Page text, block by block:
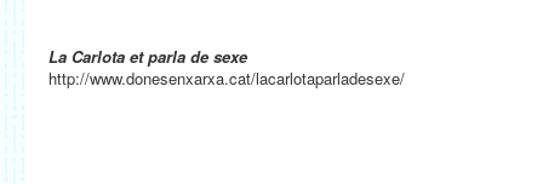
La Carlota et parla de sexe
http://www.donesenxarxa.cat/lacarlotaparladesexe/